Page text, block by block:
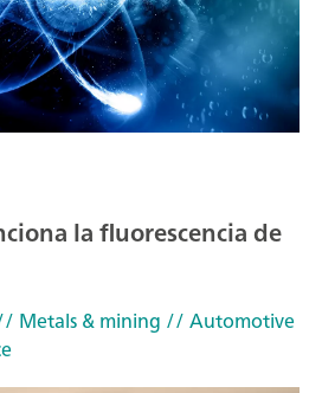
la fluorescencia de
Metals & mining // Automotive